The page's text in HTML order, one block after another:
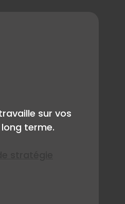
sur vos
terme.